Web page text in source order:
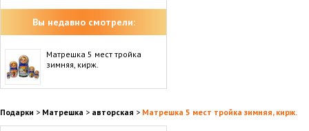
Вы недавно смотрели:
Матрешка 5 мест тройка
зимняя, кирж.
Подарки > Матрешка > авторская > Матрешка 5 мест тройка зимняя, кирж.